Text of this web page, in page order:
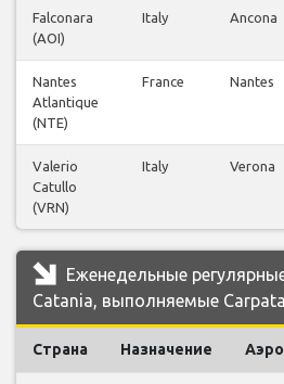
Falconara
(AOI)
Italy Ancona
Nantes
Atlantique
(NTE)
France Nantes
Valerio
Catullo
(VRN)
Italy Verona
Еженедельные
Catania, выполняемые
Страна Назначение